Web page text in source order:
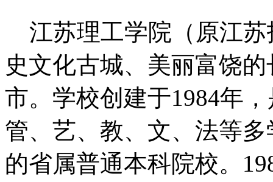
江苏理工学院（原江苏
史文化古城、美丽富饶
市。学校创建于1984年
管、艺、教、文、法等
的省属普通本科院校。